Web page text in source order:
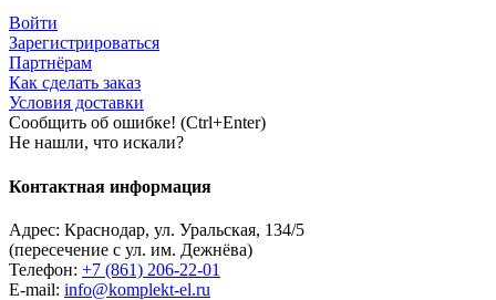
Войти
Зарегистрироваться
Партнёрам
Как сделать заказ
Условия доставки
Сообщить об ошибке! (Ctrl+Enter)
Не нашли, что искали?
Контактная информация
Адрес: Краснодар, ул. Уральская, 134/5
(пересечение с ул. им. Дежнёва)
Телефон: +7 (861) 206-22-01
E-mail: info@komplekt-el.ru